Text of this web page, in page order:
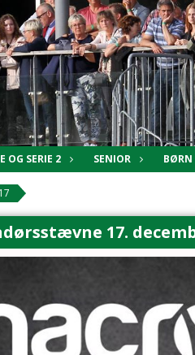
OG SERIE 2 SENIOR BØRN
17.